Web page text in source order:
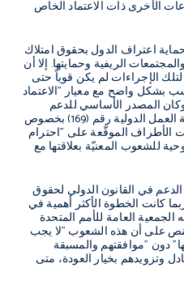
الأخرى ذات الاعتماد الخاص
اعتراف الدول بحقوق امتلاك
الريفية وحمايتها. إلا أن
الإجراءات لم يكن قوياً حتى
بشكل واضح مع معيار "الاعتماد
المصدر الأساسي للدعم
القانوني للمبدأ (9) هو اتفاقية منظمة العمل الدولية رقم (169) بخصوص
الأطراف الموقّعة على "احترام
للشعوب المعنيّة بعلاقتها مع
الدعم في القانون الدولي لحقوق
كانت الخطوة الأكثر أهمية في
الجمعية العامة للأمم المتحدة
على أن هذه الشعوب "لا يجب
دون "موافقتهم والمسبقة
وتزويدهم بخيار العودة، متى